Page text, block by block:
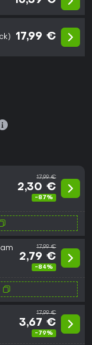
17,99 €
17,99 €
2,30 €
-87%
17,99 €
2,79 €
-84%
17,99 €
3,67 €
-79%